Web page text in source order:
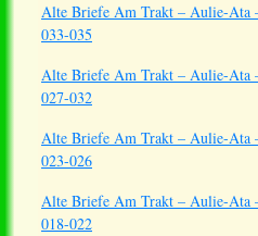
Alte Briefe Am Trakt – Aulie-Ata
033-035
Alte Briefe Am Trakt – Aulie-Ata
027-032
Alte Briefe Am Trakt – Aulie-Ata
023-026
Alte Briefe Am Trakt – Aulie-Ata
018-022